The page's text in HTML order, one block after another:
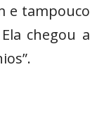
e tampouco
chegou a